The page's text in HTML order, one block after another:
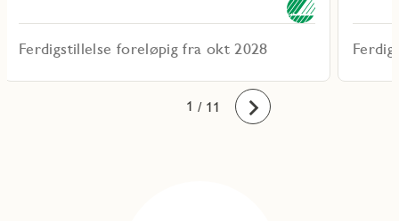
Ferdigstillelse foreløpig fra okt 2028
1
2
3
4
5
6
7
8
9
10
11 / 11 Fremover